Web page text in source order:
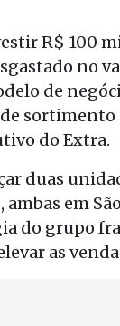
R$ 100
no
de
do Extra.
duas
em
do grupo
as